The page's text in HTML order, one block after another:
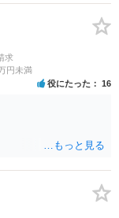
適切な回答は難しい
でセカンドオピニオ
求
円未満
役にたった 16